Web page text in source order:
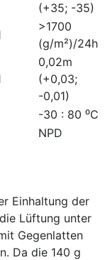
(+35; -35)
>1700
(g/m²)/24h
0,02m
(+0,03;
-0,01)
-30 : 80 ⁰C
NPD
Einhaltung der
Lüftung unter
Gegenlatten
Da die 140 g